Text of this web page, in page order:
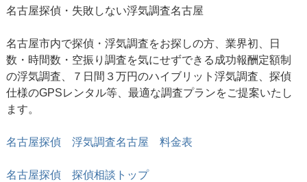
名古屋探偵・失敗しない浮気調査名古屋
名古屋市内で探偵・浮気調査をお探しの方、業界初、日
数・時間数・空振り調査を気にせずできる成功報酬定額制
の浮気調査、７日間３万円のハイブリット浮気調査、探偵
仕様のGPSレンタル等、最適な調査プランをご提案いたし
ます。
名古屋探偵 浮気調査名古屋 料金表
名古屋探偵 探偵相談トップ